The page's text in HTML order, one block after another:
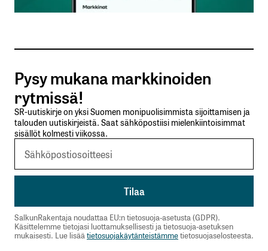
Sähköpostiosoitteesi
Tilaa SalkunRakentajan uutiskirje
Lähetä kommentti
Pysy mukana markkinoiden
rytmissä!
SR-uutiskirje on yksi Suomen monipuolisimmista sijoittamisen ja
talouden uutiskirjeistä. Saat sähköpostiisi mielenkiintoisimmat
sisällöt kolmesti viikossa.
SalkunRakentaja noudattaa EU:n tietosuoja-asetusta (GDPR).
Käsittelemme tietojasi luottamuksellisesti ja tietosuoja-asetuksen
mukaisesti. Lue lisää tietosuojakäytänteistämmetietosuojaselosteesta.